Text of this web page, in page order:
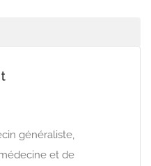
généraliste,
et de